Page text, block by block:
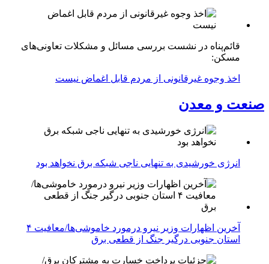
قائم‌پناه در نشست بررسی مسائل و مشکلات تعاونی‌های
مسکن:
اخذ وجوه غیرقانونی از مردم قابل اغماض نیست
صنعت و معدن
انرژی خورشیدی به تنهایی ناجی شبکه برق نخواهد بود
آخرین اظهارات وزیر نیرو درمورد خاموشی‌ها/معافیت ۴
استان جنوبی درگیر جنگ از قطعی برق